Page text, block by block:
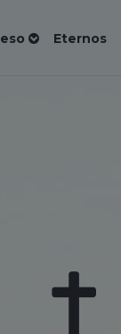
Eternos